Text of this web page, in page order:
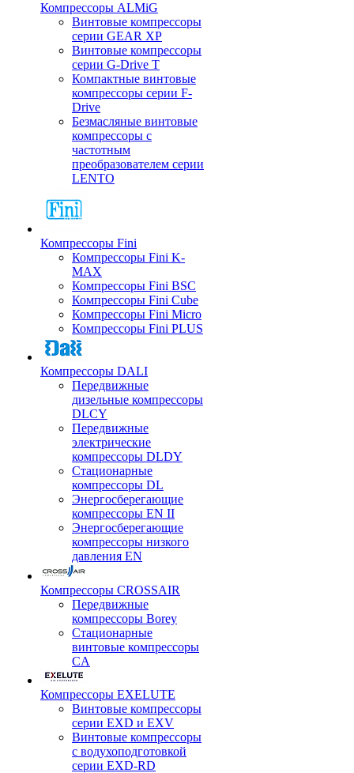
Компрессоры ALMiG
Винтовые компрессоры
серии GEAR XP
Винтовые компрессоры
серии G-Drive T
Компактные винтовые
компрессоры серии F-
Drive
Безмасляные винтовые
компрессоры с
частотным
преобразователем серии
LENTO
Компрессоры Fini
Компрессоры Fini K-
MAX
Компрессоры Fini BSC
Компрессоры Fini Cube
Компрессоры Fini Micro
Компрессоры Fini PLUS
Компрессоры DALI
Передвижные
дизельные компрессоры
DLCY
Передвижные
электрические
компрессоры DLDY
Стационарные
компрессоры DL
Энергосберегающие
компрессоры EN II
Энергосберегающие
компрессоры низкого
давления EN
Компрессоры CROSSAIR
Передвижные
компрессоры Borey
Стационарные
винтовые компрессоры
CA
Компрессоры EXELUTE
Винтовые компрессоры
серии EXD и EXV
Винтовые компрессоры
с водухоподготовкой
серии EXD-RD